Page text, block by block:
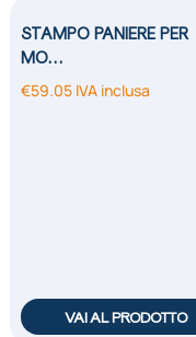
STAMPO PANIERE PER
MO…
€59.05 IVA inclusa
VAI AL PRODOTTO